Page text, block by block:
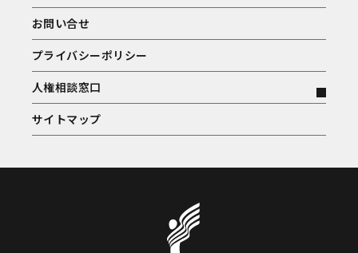
お問い合せ
プライバシーポリシー
人権相談窓口
サイトマップ